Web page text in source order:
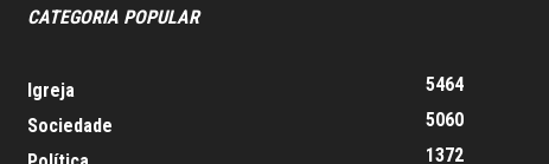
CATEGORIA POPULAR
Igreja
5464
Sociedade
5060
1372